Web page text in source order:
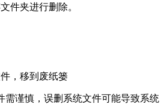
件夹进行删除。
，移到废纸篓
需谨慎，误删系统文件可能导致系统